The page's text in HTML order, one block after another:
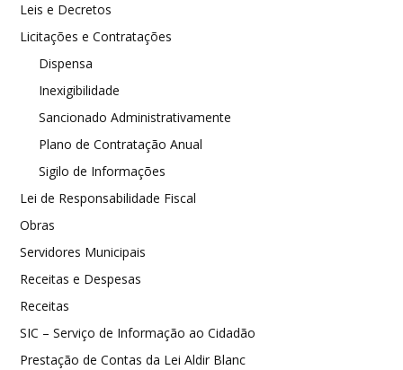
Leis e Decretos
Licitações e Contratações
Dispensa
Inexigibilidade
Sancionado Administrativamente
Plano de Contratação Anual
Sigilo de Informações
Lei de Responsabilidade Fiscal
Obras
Servidores Municipais
Receitas e Despesas
Receitas
SIC – Serviço de Informação ao Cidadão
Prestação de Contas da Lei Aldir Blanc